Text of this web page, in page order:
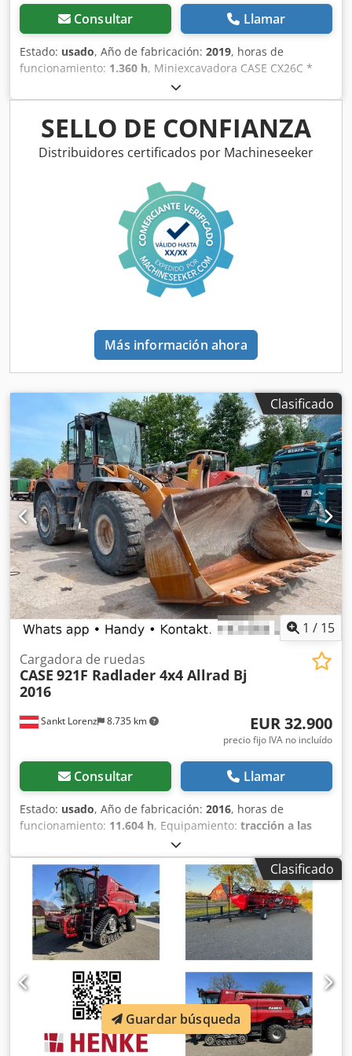
Consultar Llamar
Estado: usado, Año de fabricación: 2019, horas de
funcionamiento: 1.360 h, Miniexcavadora CASE CX26C *
Año de fabricación: 2019 Djdpfx Aeurfkcsagock * 1360 BS, i
* Calefacción * Aire acondicionado * Orugas de goma *
Hoja excavadora * Enganche rápido
SELLO DE CONFIANZA
Distribuidores certificados por Machineseeker
Más información ahora
Clasificado
1 / 15
Sankt Lorenz 8.735 km
Cargadora de ruedas
CASE 921F Radlader 4x4 Allrad Bj
2016
EUR 32.900
precio fijo IVA no incluído
Consultar Llamar
Estado: usado, Año de fabricación: 2016, horas de
funcionamiento: 11.604 h, Equipamiento: tracción a las
, Llamar (Contacto · Teléfono · Móvil ·
WhatsApp) * Cargadora de ruedas Case 921F 4x4 con
tracción total * Calefacción / Aire acondicionado * Año de
fabricación: 2016 Dcedpfokq Amfjx Aagjk * Número de
identificación del vehículo (VIN): FNH921F1NGHE12139 *
Potencia: 190 kW * Peso en vacío: 19680 kg * Peso total:
21600 kg * Horas de uso: 11604 * Disponibles 3 unidades *
Precio bajo consulta * Toda la información proporcionada
no es vinculante.
Clasificado
Guardar búsqueda